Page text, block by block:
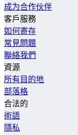
成为合作伙伴
客戶服務
如何寄存
常見問題
聯絡我們
資源
所有目的地
部落格
合法的
術語
隱私